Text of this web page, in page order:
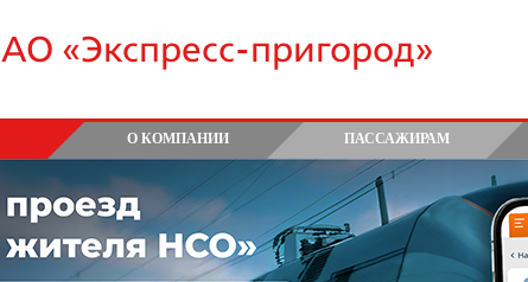
АО «Экспресс-пригород»
О КОМПАНИИ ПАССАЖИРАМ